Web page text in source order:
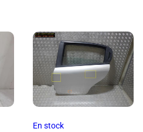
En stock